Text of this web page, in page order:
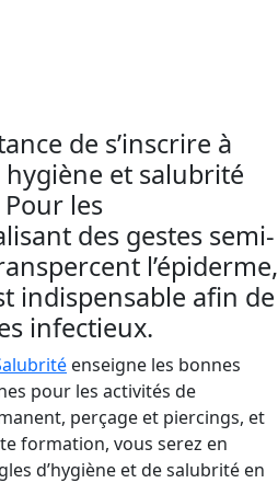
de s’inscrire à
et salubrité
les
des gestes semi-
l’épiderme,
indispensable afin de
infectieux.
enseigne les bonnes
pour les activités de
perçage et piercings, et
formation, vous serez en
d’hygiène et de salubrité en